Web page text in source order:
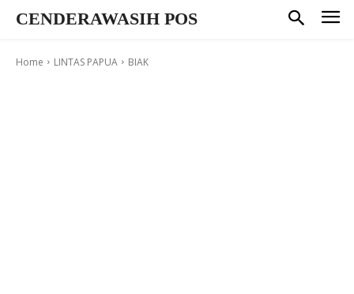
CENDERAWASIH POS
Home LINTAS PAPUA BIAK